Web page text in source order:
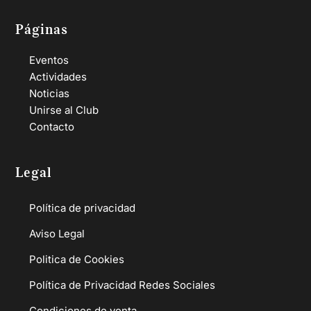
Páginas
Eventos
Actividades
Noticias
Unirse al Club
Contacto
Legal
Política de privacidad
Aviso Legal
Politica de Cookies
Política de Privacidad Redes Sociales